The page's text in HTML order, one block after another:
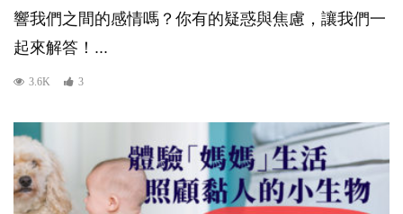
響我們之間的感情嗎？你有的疑惑與焦慮，讓我們一
起來解答！...
3.6K 3